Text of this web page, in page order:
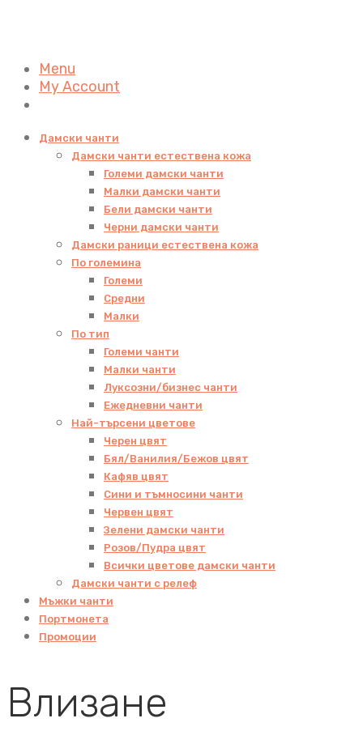
Menu
My Account
Дамски чанти
Дамски чанти естествена кожа
Големи дамски чанти
Малки дамски чанти
Бели дамски чанти
Черни дамски чанти
Дамски раници естествена кожа
По големина
Големи
Средни
Малки
По тип
Големи чанти
Малки чанти
Луксозни/бизнес чанти
Ежедневни чанти
Най-търсени цветове
Черен цвят
Бял/Ванилия/Бежов цвят
Кафяв цвят
Сини и тъмносини чанти
Червен цвят
Зелени дамски чанти
Розов/Пудра цвят
Всички цветове дамски чанти
Дамски чанти с релеф
Мъжки чанти
Портмонета
Промоции
Влизане